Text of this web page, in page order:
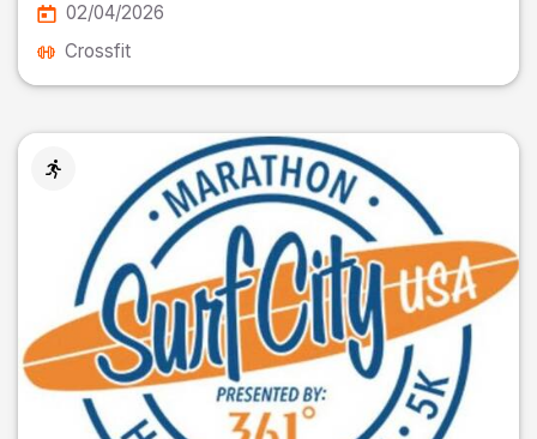
02/04/2026
Crossfit